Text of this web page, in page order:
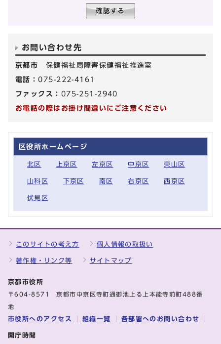
お問い合わせ先
京都市 保健福祉局障害保健福祉推進室
電話：075-222-4161
ファックス： 075-251-2940
お電話の際はお掛け間違いにご注意ください
区役所ホームページ
北区 上京区 左京区 中京区 東山区
山科区 下京区 南区 右京区 西京区
伏見区
このサイトの考え方 個人情報の取扱い
著作権・リンク等 サイトマップ
京都市役所
〒604-8571 京都市中京区寺町通御池上る上本能寺前町488番
地
市役所へのアクセス 組織一覧 各部署へのお問い合わせ
開庁時間